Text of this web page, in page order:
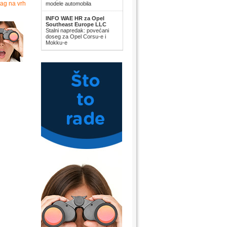
na vrh
modele automobila
INFO WAE HR za Opel
Southeast Europe LLC
Stalni napredak: povećani
doseg za Opel Corsu-e i
Mokku-e